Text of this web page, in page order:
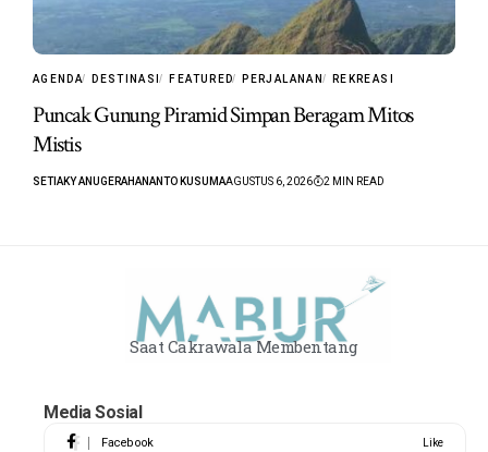
AGENDA DESTINASI FEATURED PERJALANAN REKREASI
Puncak Gunung Piramid Simpan Beragam Mitos
Mistis
SETIAKY ANUGERAHANANTO KUSUMAAGUSTUS 6, 2026 2 MIN READ
Saat Cakrawala Membentang
Media Sosial
Facebook Like